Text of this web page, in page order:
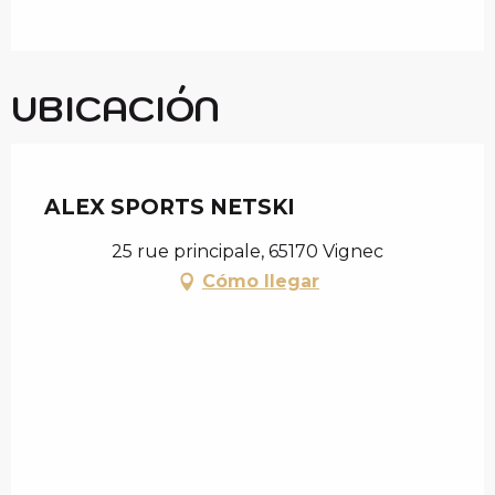
UBICACIÓN
ALEX SPORTS NETSKI
25 rue principale, 65170 Vignec
Cómo llegar